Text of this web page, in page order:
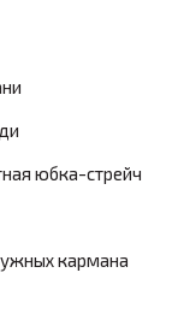
юбка-стрейч
кармана